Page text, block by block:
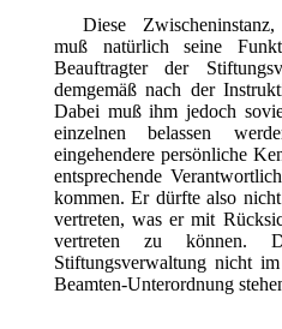
Diese
muß natürlich seine
Beauftragter der
demgemäß nach der
Dabei muß ihm jedoch
einzelnen belassen
eingehendere persönliche
entsprechende
kommen. Er dürfte also
vertreten, was er mit
vertreten zu können.
Stiftungsverwaltung nicht
Beamten-Unterordnung